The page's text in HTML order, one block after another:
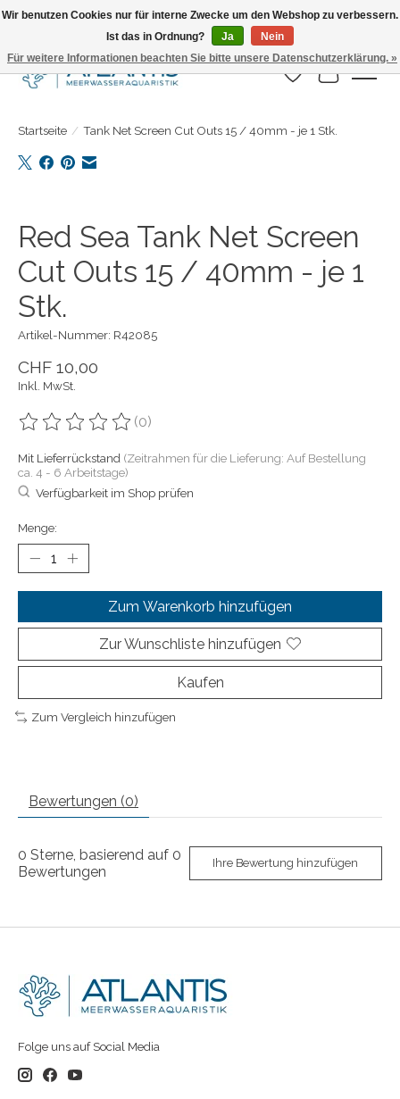
Täglicher Versand. Bestelle bis 15.00 Uhr
Wunschzettel
Ihr
Startseite / Tank Net Screen Cut Outs 15 / 40mm - je 1 Stk.
Red Sea Tank Net Screen
Cut Outs 15 / 40mm - je 1
Stk.
Artikel-Nummer: R42085
CHF 10,00
Inkl. MwSt.
Die Bewertung dieses Produkts ist
(0)
Mit Lieferrückstand (Zeitrahmen für die Lieferung: Auf Bestellung
ca. 4 - 6 Arbeitstage)
Verfügbarkeit im Shop prüfen
Menge:
Zum Warenkorb hinzufügen
Zur Wunschliste hinzufügen
Kaufen
Zum Vergleich hinzufügen
Bewertungen (0)
0 Sterne, basierend auf 0
Bewertungen
Ihre Bewertung hinzufügen
Folge uns auf Social Media
Wir benutzen Cookies nur für interne Zwecke um den Webshop zu verbessern.
Ist das in Ordnung?
Ja
Nein
Für weitere Informationen beachten Sie bitte unsere Datenschutzerklärung. »